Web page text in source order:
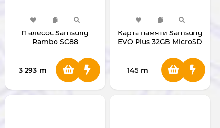
Пылесос Samsung
Rambo SC88
3 293 m
Карта памяти Samsung
EVO Plus 32GB MicroSD
145 m